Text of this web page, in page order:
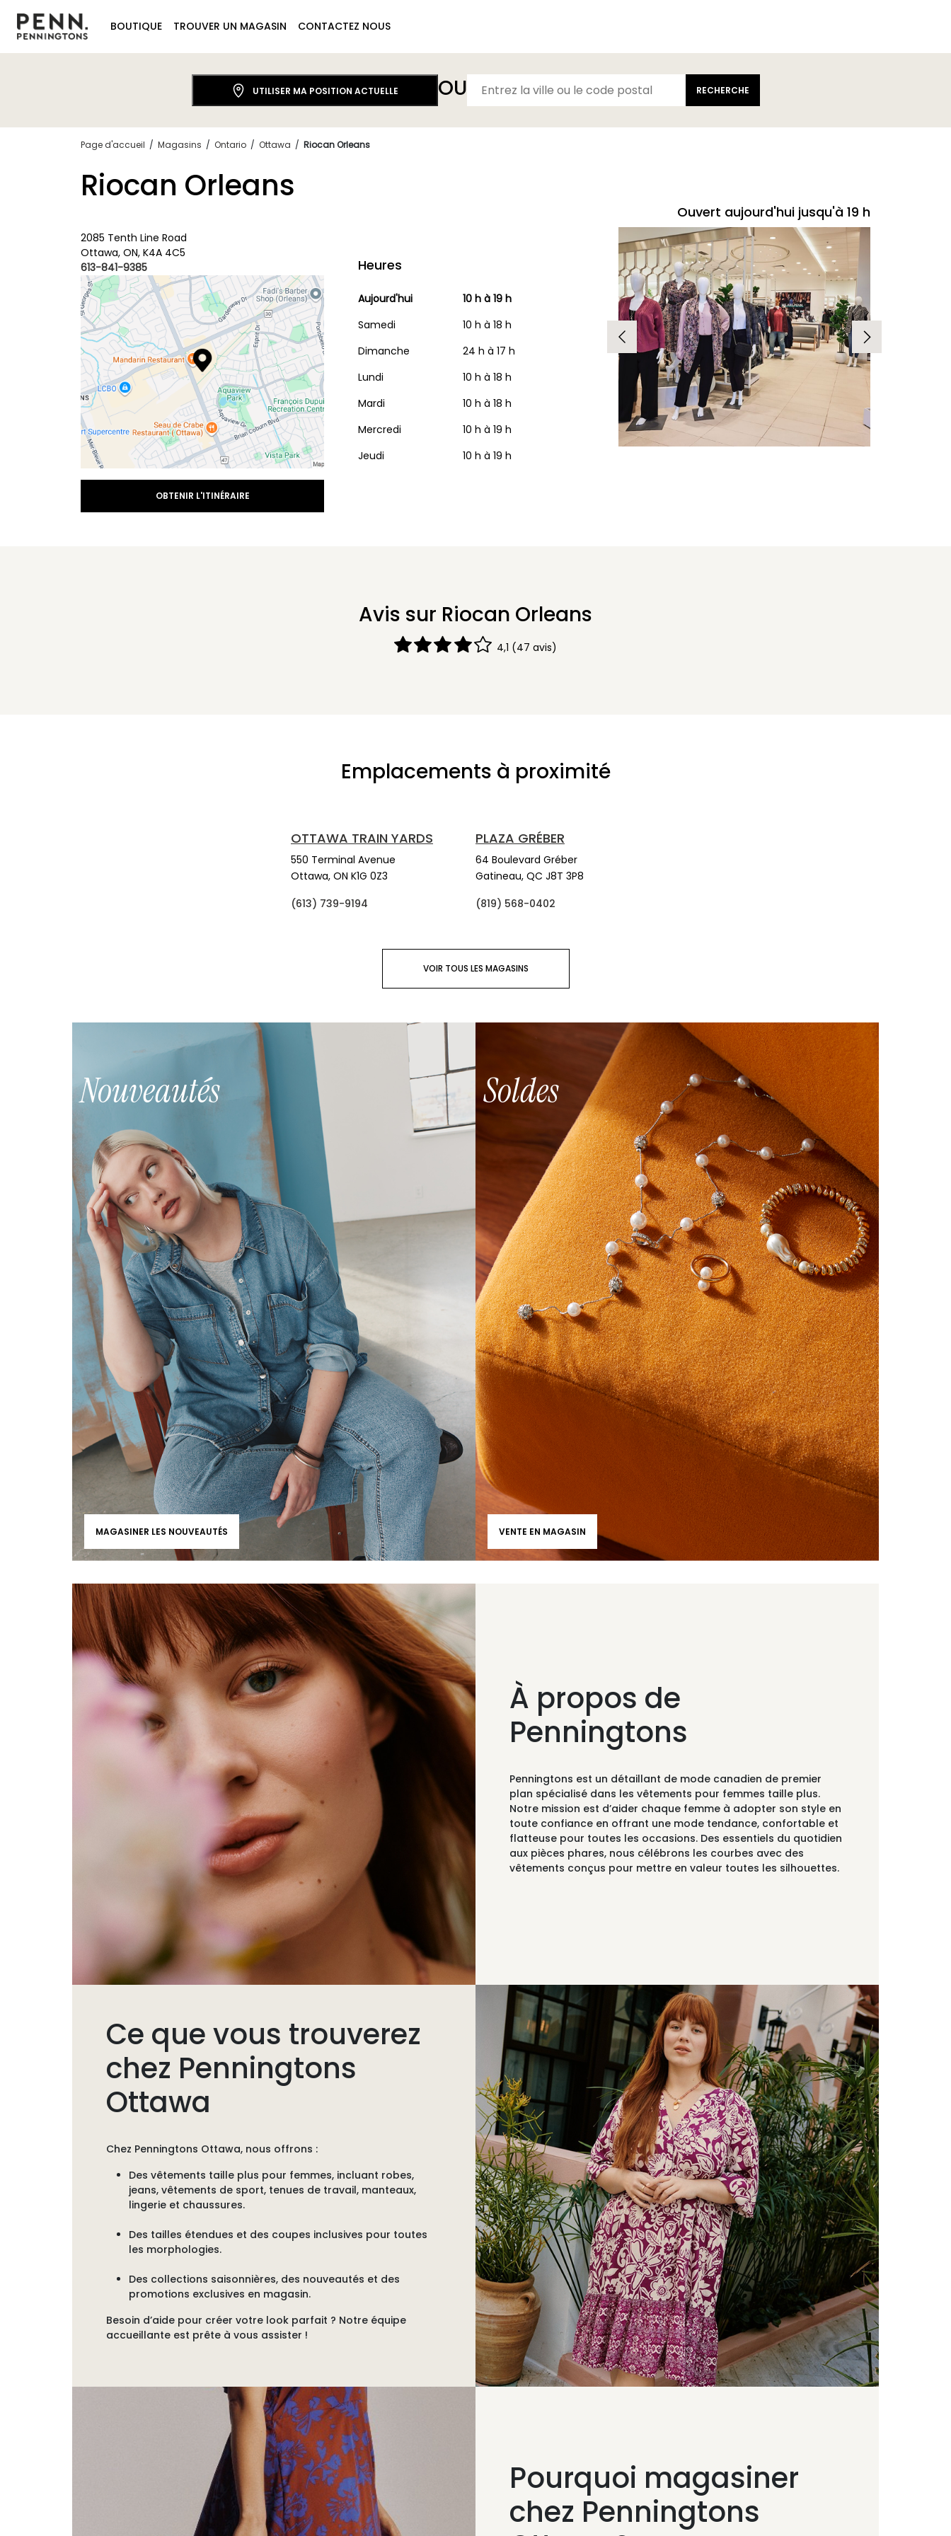
BOUTIQUE TROUVER UN MAGASIN CONTACTEZ NOUS
UTILISER MA POSITION ACTUELLE OU RECHERCHE
Page d'accueil / Magasins / Ontario / Ottawa / Riocan Orleans
Riocan Orleans
2085 Tenth Line Road
Ottawa, ON, K4A 4C5
613-841-9385
OBTENIR L'ITINÉRAIRE
Heures
Aujourd'hui
10 h à 19 h
Samedi
10 h à 18 h
Dimanche
24 h à 17 h
Lundi
10 h à 18 h
Mardi
10 h à 18 h
Mercredi
10 h à 19 h
Jeudi
10 h à 19 h
Ouvert aujourd'hui jusqu'à 19 h
Avis sur Riocan Orleans
4,1 (47 avis)
Emplacements à proximité
OTTAWA TRAIN YARDS
550 Terminal Avenue
Ottawa, ON K1G 0Z3
(613) 739-9194
PLAZA GRÉBER
64 Boulevard Gréber
Gatineau, QC J8T 3P8
(819) 568-0402
VOIR TOUS LES MAGASINS
Nouveautés
MAGASINER LES NOUVEAUTÉS
Soldes
VENTE EN MAGASIN
À propos de
Penningtons
Penningtons est un détaillant de mode canadien de premier
plan spécialisé dans les vêtements pour femmes taille plus.
Notre mission est d’aider chaque femme à adopter son style en
toute confiance en offrant une mode tendance, confortable et
flatteuse pour toutes les occasions. Des essentiels du quotidien
aux pièces phares, nous célébrons les courbes avec des
vêtements conçus pour mettre en valeur toutes les silhouettes.
Ce que vous trouverez
chez Penningtons
Ottawa
Chez Penningtons Ottawa, nous offrons :
Des vêtements taille plus pour femmes, incluant robes,
jeans, vêtements de sport, tenues de travail, manteaux,
lingerie et chaussures.
Des tailles étendues et des coupes inclusives pour toutes
les morphologies.
Des collections saisonnières, des nouveautés et des
promotions exclusives en magasin.
Besoin d’aide pour créer votre look parfait ? Notre équipe
accueillante est prête à vous assister !
Pourquoi magasiner
chez Penningtons